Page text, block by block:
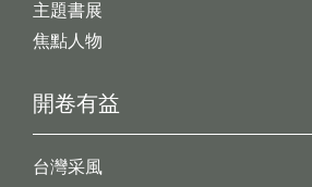
開卷有益
台灣采風
主題書展
焦點人物